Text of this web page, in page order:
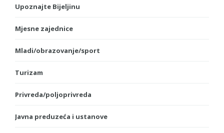
Upoznajte Bijeljinu
Mjesne zajednice
Mladi/obrazovanje/sport
Turizam
Privreda/poljoprivreda
Javna preduzeća i ustanove